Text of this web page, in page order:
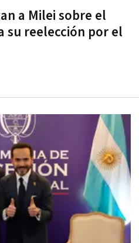
a Milei sobre el
su reelección por el